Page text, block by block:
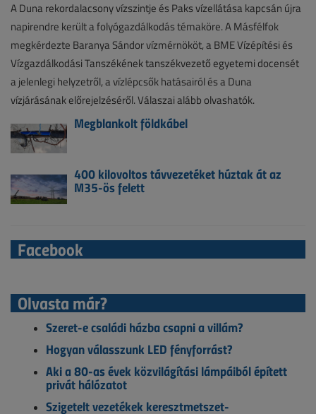
A Duna rekordalacsony vízszintje és Paks vízellátása kapcsán újra
napirendre került a folyógazdálkodás témaköre. A Másfélfok
megkérdezte Baranya Sándor vízmérnököt, a BME Vízépítési és
Vízgazdálkodási Tanszékének tanszékvezető egyetemi docensét
a jelenlegi helyzetről, a vízlépcsők hatásairól és a Duna
vízjárásának előrejelzéséről. Válaszai alább olvashatók.
Megblankolt földkábel
400 kilovoltos távvezetéket húztak át az
M35-ös felett
Facebook
Olvasta már?
Szeret-e családi házba csapni a villám?
Hogyan válasszunk LED fényforrást?
Aki a 80-as évek közvilágítási lámpáiból épített
privát hálózatot
Szigetelt vezetékek keresztmetszet-